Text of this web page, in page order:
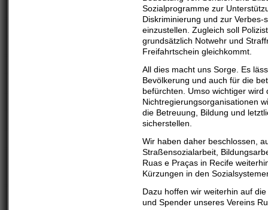
Sozialprogramme zur
Diskriminierung und zur
einzustellen. Zugleich soll
grundsätzlich Notwehr und
Freifahrtschein gleichkommt.
All dies macht uns Sorge. Es
Bevölkerung und auch für die
befürchten. Umso wichtiger
Nichtregierungsorganisationen
die Betreuung, Bildung und
sicherstellen.
Wir haben daher beschlossen,
Straßensozialarbeit,
Ruas e Praças in Recife
Kürzungen in den
Dazu hoffen wir weiterhin auf
und Spender unseres Vereins